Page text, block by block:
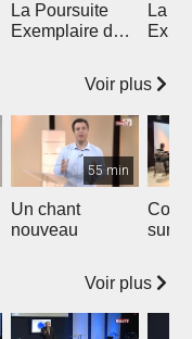
La Poursuite
Exemplaire de
La
Voir plus
55 min
Un chant
nouveau
Voir plus